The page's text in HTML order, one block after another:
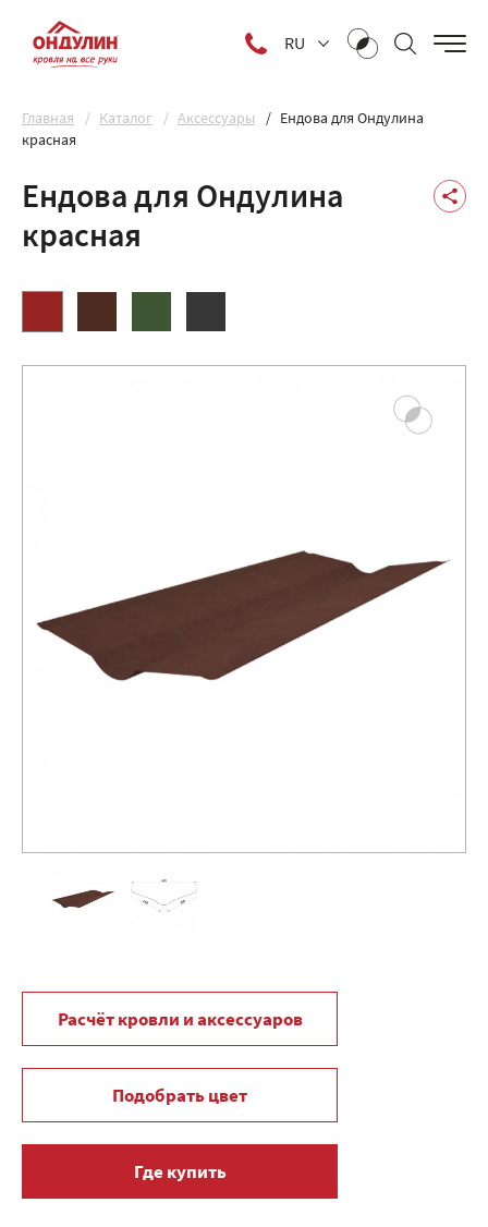
RU
Главная Каталог Аксессуары
Ендова для Ондулина
красная
Ендова для Ондулина
красная
Расчёт кровли и аксессуаров
Подобрать цвет
Где купить